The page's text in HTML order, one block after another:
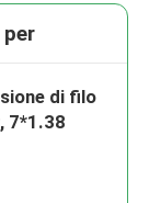
di filo
7*1.38